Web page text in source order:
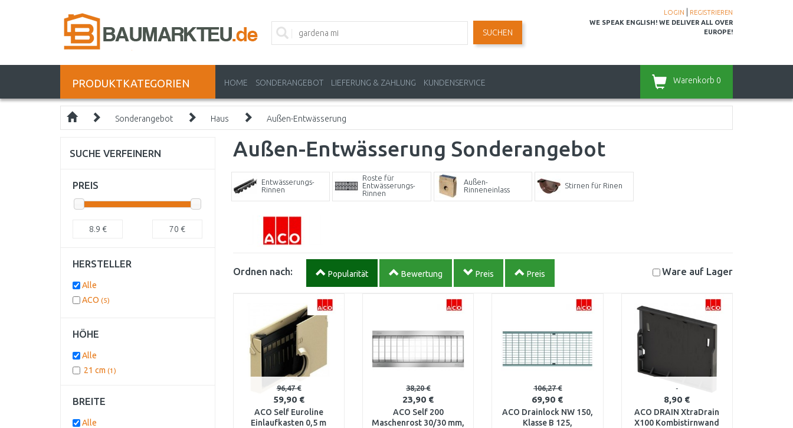
LOGIN
REGISTRIEREN
WE SPEAK ENGLISH! WE DELIVER ALL OVER
EUROPE!
SUCHEN
PRODUKTKATEGORIEN HOME SONDERANGEBOT LIEFERUNG & ZAHLUNG KUNDENSERVICE Warenkorb 0
Sonderangebot Haus Außen-Entwässerung
Außen-Entwässerung Sonderangebot
Entwässerungs-
Rinnen
Roste für
Entwässerungs-
Rinnen
Außen-
Rinneneinlass
Stirnen für Rinen
Ordnen nach: Popularität Bewertung Preis Preis Ware auf Lager
96,47 €
59,90 €
ACO Self Euroline
Einlaufkasten 0,5 m
38,20 €
23,90 €
ACO Self 200
Maschenrost 30/30 mm,
106,27 €
69,90 €
ACO Drainlock NW 150,
Klasse B 125,
8,90 €
ACO DRAIN XtraDrain
X100 Kombistirnwand
SUCHE VERFEINERN
PREIS
8.9 € 70 €
HERSTELLER
Alle
ACO (5)
HÖHE
Alle
21 cm (1)
BREITE
Alle